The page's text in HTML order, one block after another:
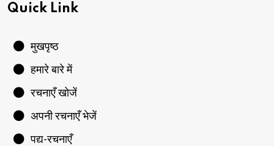
Quick Link
मुखपृष्ठ
हमारे बारे में
रचनाएँ खोजें
अपनी रचनाएँ भेजें
पद्य-रचनाएँ